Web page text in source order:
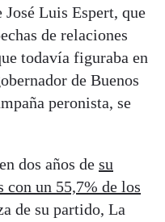
Luis Espert, que
de relaciones
todavía figuraba en
de Buenos
peronista, se
dos años de su
un 55,7% de los
de su partido, La